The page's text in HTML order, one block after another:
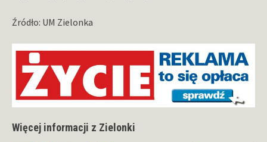
Źródło: UM Zielonka
Więcej informacji z Zielonki